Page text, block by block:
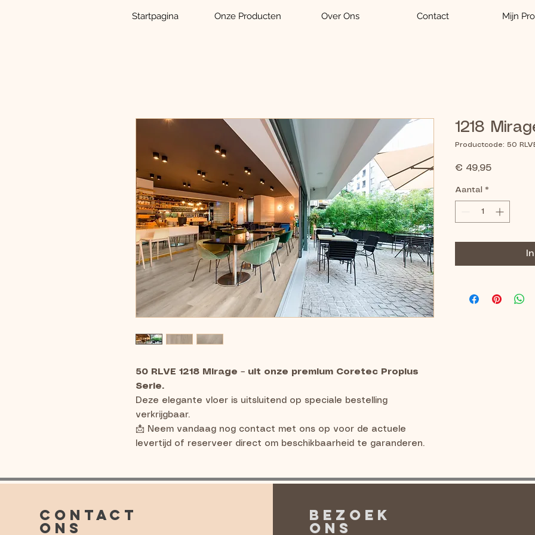
Startpagina Onze Producten Over Ons Contact Mijn
50 RLVE 1218 Mirage – uit onze premium Coretec Proplus
Serie.
Deze elegante vloer is uitsluitend op speciale bestelling
verkrijgbaar.
📩 Neem vandaag nog contact met ons op voor de actuele
levertijd of reserveer direct om beschikbaarheid te garanderen.
1218
Productcode: 50
€ 49,95Prijs
Aantal *
CONTACT
ONS
BEZOEK
ONS